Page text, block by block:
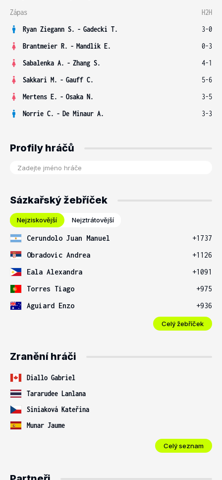
Zápas
H2H
Ryan Ziegann S. - Gadecki T.
3-0
Brantmeier R. - Mandlik E.
0-3
Sabalenka A. - Zhang S.
4-1
Sakkari M. - Gauff C.
5-6
Mertens E. - Osaka N.
3-5
Norrie C. - De Minaur A. 3-3
Profily hráčů
Sázkařský žebříček
Nejziskovější Nejztrátovější
Cerundolo Juan Manuel
+1737
Obradovic Andrea
+1126
Eala Alexandra
+1091
Torres Tiago
+975
Aguiard Enzo
+936
Celý žebříček
Zranění hráči
Diallo Gabriel
Tararudee Lanlana
Siniaková Kateřina
Munar Jaume
Celý seznam